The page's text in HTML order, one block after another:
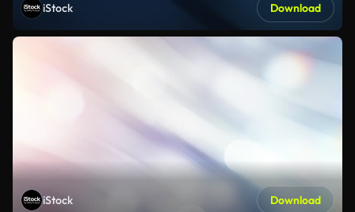
iStock Download
iStock Download